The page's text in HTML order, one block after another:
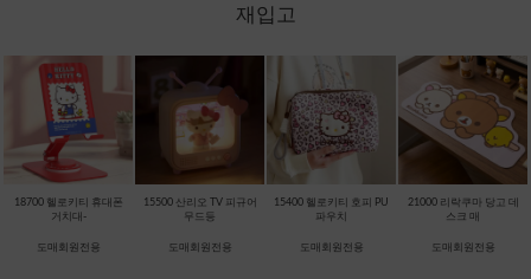
재입고
18700 헬로키티 휴대폰
거치대-
도매회원전용
15500 산리오 TV 피규어
무드등
도매회원전용
15400 헬로키티 호피 PU
파우치
도매회원전용
21000 리락쿠마 당고 데
스크 매
도매회원전용